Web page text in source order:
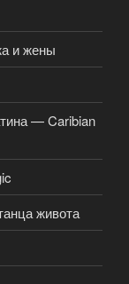
и жены
— Caribian
живота